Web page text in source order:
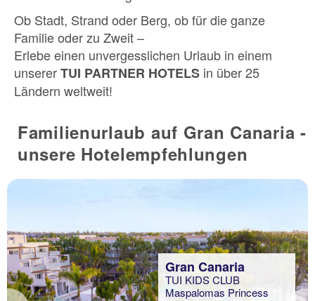
Ob Stadt, Strand oder Berg, ob für die ganze
Familie oder zu Zweit –
Erlebe einen unvergesslichen Urlaub in einem
unsererTUI PARTNER HOTELS in über 25
Ländern weltweit!
Familienurlaub auf Gran Canaria -
unsere Hotelempfehlungen
Gran Canaria
TUI KIDS CLUB
Maspalomas Princess